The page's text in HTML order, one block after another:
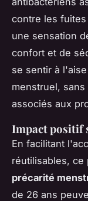
contre les
une sensation
confort et de
se sentir à
menstruel,
associés aux
Impact positif
En facilitant
réutilisables, ce
précarité
de 26 ans